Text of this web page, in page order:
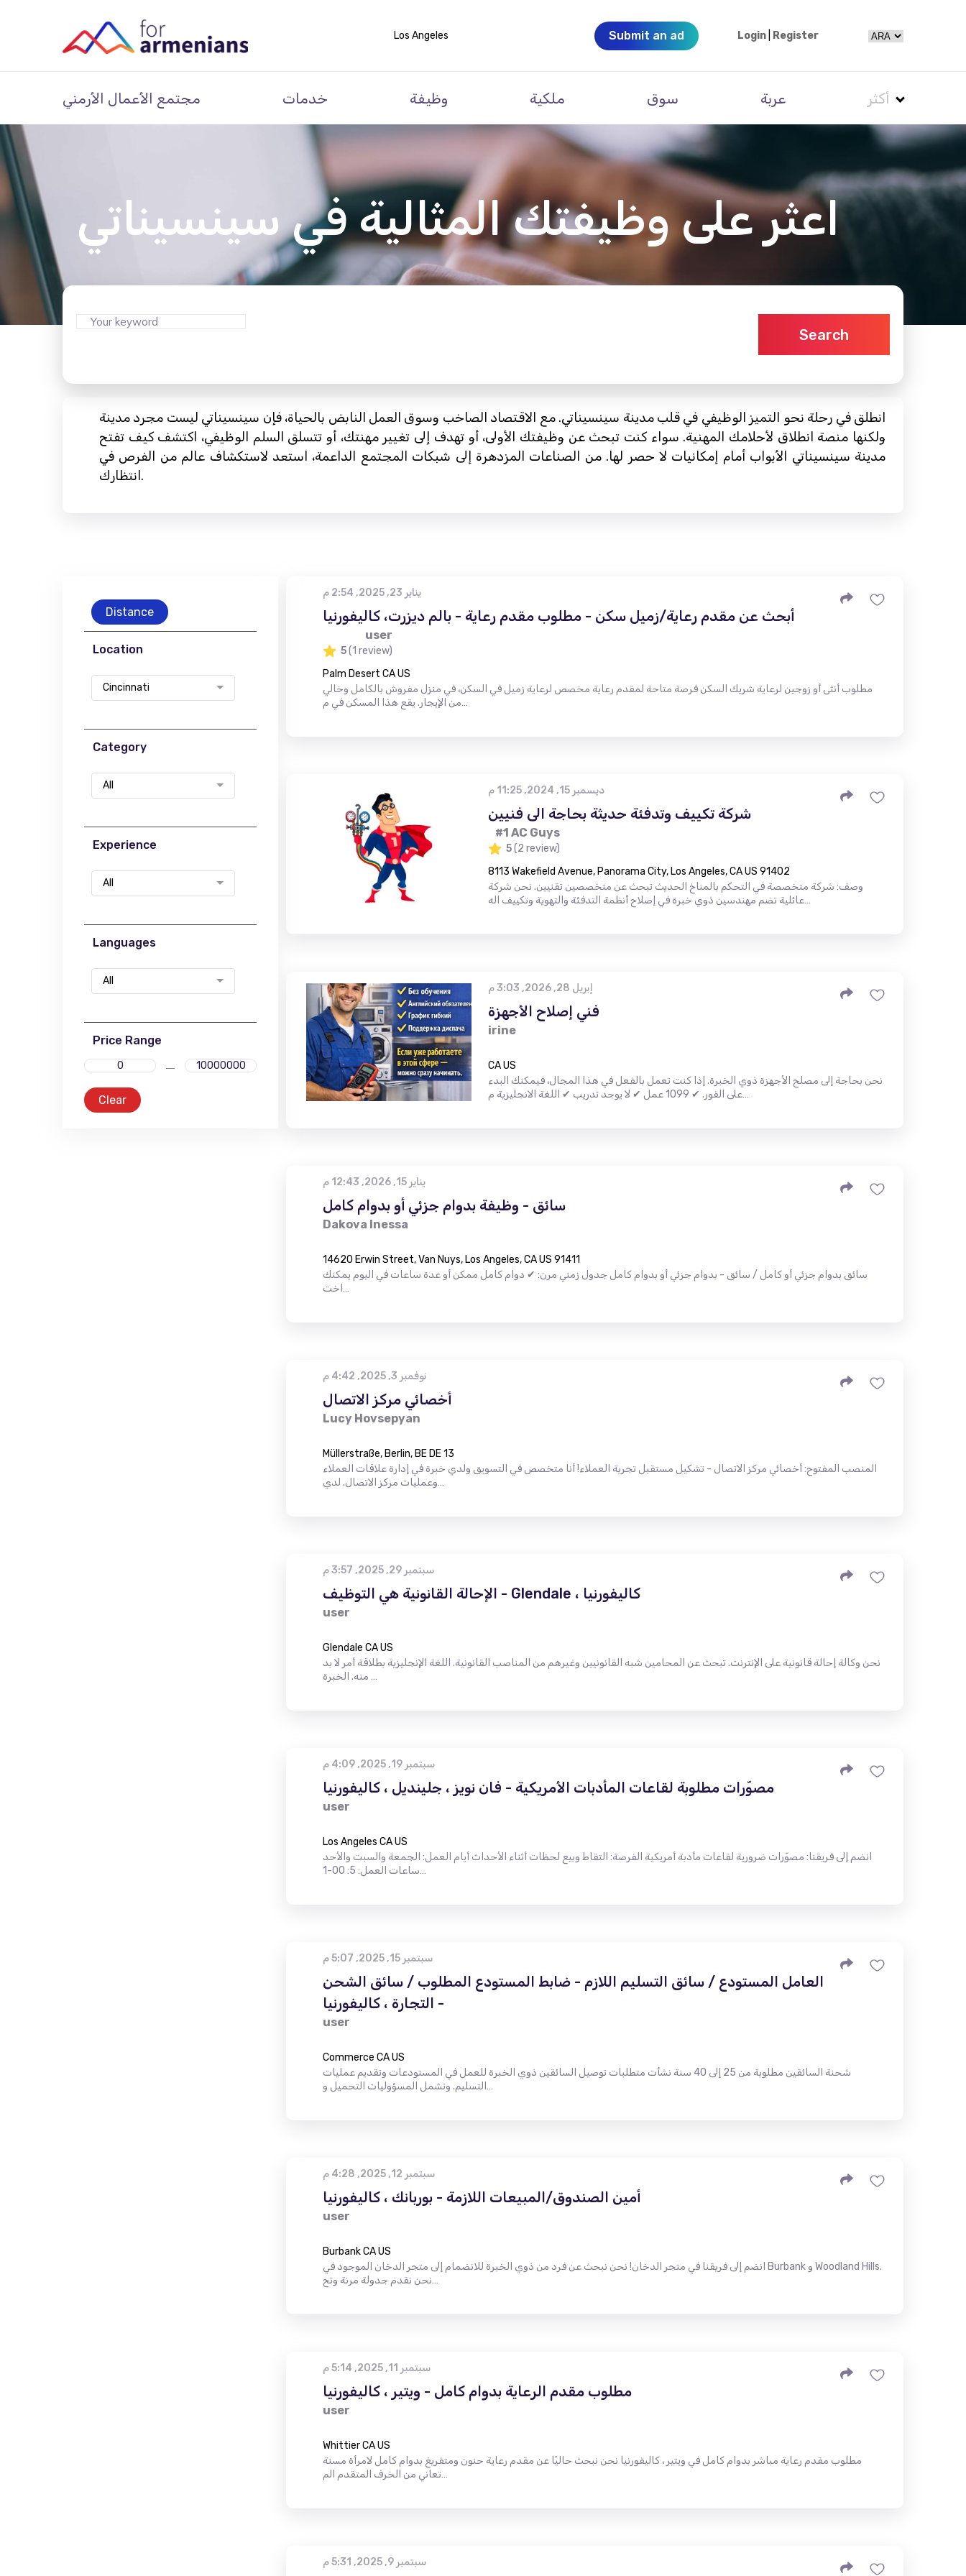
Los Angeles Submit an ad Login Register
مجتمع الأعمال الأرمني خدمات وظيفة ملكية سوق عربة أكثر
اعثر على وظيفتك المثالية في سينسيناتي
Search
انطلق في رحلة نحو التميز الوظيفي في قلب مدينة سينسيناتي. مع الاقتصاد الصاخب وسوق العمل النابض بالحياة، فإن سينسيناتي ليست مجرد مدينة
ولكنها منصة انطلاق لأحلامك المهنية. سواء كنت تبحث عن وظيفتك الأولى، أو تهدف إلى تغيير مهنتك، أو تتسلق السلم الوظيفي، اكتشف كيف تفتح
مدينة سينسيناتي الأبواب أمام إمكانيات لا حصر لها. من الصناعات المزدهرة إلى شبكات المجتمع الداعمة، استعد لاستكشاف عالم من الفرص في
انتظارك.
Distance
Location
Cincinnati
Category
All
Experience
All
Languages
All
Price Range
Clear
يناير 23, 2025, 2:54 م
أبحث عن مقدم رعاية/زميل سكن - مطلوب مقدم رعاية - بالم ديزرت، كاليفورنيا
user
5(1 review)
Palm Desert CA US
مطلوب أنثى أو زوجين لرعاية شريك السكن فرصة متاحة لمقدم رعاية مخصص لرعاية زميل في السكن، في منزل مفروش بالكامل وخالي
من الإيجار. يقع هذا المسكن في م…
ديسمبر 15, 2024, 11:25 م
شركة تكييف وتدفئة حديثة بحاجة الى فنيين
#1 AC Guys
5(2 review)
8113 Wakefield Avenue, Panorama City, Los Angeles, CA US 91402
وصف: شركة متخصصة في التحكم بالمناخ الحديث تبحث عن متخصصين تقنيين. نحن شركة
عائلية تضم مهندسين ذوي خبرة في إصلاح أنظمة التدفئة والتهوية وتكييف اله…
إبريل 28, 2026, 3:03 م
فني إصلاح الأجهزة
irine
CA US
نحن بحاجة إلى مصلح الأجهزة ذوي الخبرة. إذا كنت تعمل بالفعل في هذا المجال، فيمكنك البدء
على الفور. ✔ 1099 عمل ✔ لا يوجد تدريب ✔ اللغة الانجليزية م…
يناير 15, 2026, 12:43 م
سائق - وظيفة بدوام جزئي أو بدوام كامل
Dakova Inessa
14620 Erwin Street, Van Nuys, Los Angeles, CA US 91411
سائق بدوام جزئي أو كامل / سائق - بدوام جزئي أو بدوام كامل جدول زمني مرن: ✔ دوام كامل ممكن أو عدة ساعات في اليوم يمكنك
اخت…
نوفمبر 3, 2025, 4:42 م
أخصائي مركز الاتصال
Lucy Hovsepyan
Müllerstraße, Berlin, BE DE 13
المنصب المفتوح: أخصائي مركز الاتصال - تشكيل مستقبل تجربة العملاء! أنا متخصص في التسويق ولدي خبرة في إدارة علاقات العملاء
وعمليات مركز الاتصال. لدي…
سبتمبر 29, 2025, 3:57 م
الإحالة القانونية هي التوظيف - Glendale ، كاليفورنيا
user
Glendale CA US
نحن وكالة إحالة قانونية على الإنترنت. تبحث عن المحامين شبه القانونيين وغيرهم من المناصب القانونية. اللغة الإنجليزية بطلاقة أمر لا بد
منه. الخبرة …
سبتمبر 19, 2025, 4:09 م
مصوّرات مطلوبة لقاعات المأدبات الأمريكية - فان نويز ، جلينديل ، كاليفورنيا
user
Los Angeles CA US
انضم إلى فريقنا: مصوّرات ضرورية لقاعات مأدبة أمريكية الفرصة: التقاط وبيع لحظات أثناء الأحداث أيام العمل: الجمعة والسبت والأحد
ساعات العمل: 5: 00-1…
سبتمبر 15, 2025, 5:07 م
العامل المستودع / سائق التسليم اللازم - ضابط المستودع المطلوب / سائق الشحن
- التجارة ، كاليفورنيا
user
Commerce CA US
شحنة السائقين مطلوبة من 25 إلى 40 سنة نشأت متطلبات توصيل السائقين ذوي الخبرة للعمل في المستودعات وتقديم عمليات
التسليم. وتشمل المسؤوليات التحميل و…
سبتمبر 12, 2025, 4:28 م
أمين الصندوق/المبيعات اللازمة - بوربانك ، كاليفورنيا
user
Burbank CA US
انضم إلى فريقنا في متجر الدخان! نحن نبحث عن فرد من ذوي الخبرة للانضمام إلى متجر الدخان الموجود في Burbank و Woodland Hills.
نحن نقدم جدولة مرنة وتح…
سبتمبر 11, 2025, 5:14 م
مطلوب مقدم الرعاية بدوام كامل - ويتير ، كاليفورنيا
user
Whittier CA US
مطلوب مقدم رعاية مباشر بدوام كامل في ويتير ، كاليفورنيا نحن نبحث حاليًا عن مقدم رعاية حنون ومتفريغ بدوام كامل لامرأة مسنة
تعاني من الخرف المتقدم الم…
سبتمبر 9, 2025, 5:31 م